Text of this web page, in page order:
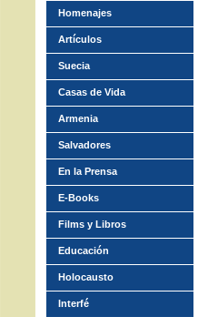
Homenajes
Artículos
Suecia
Casas de Vida
Armenia
Salvadores
En la Prensa
E-Books
Films y Libros
Educación
Holocausto
Interfé